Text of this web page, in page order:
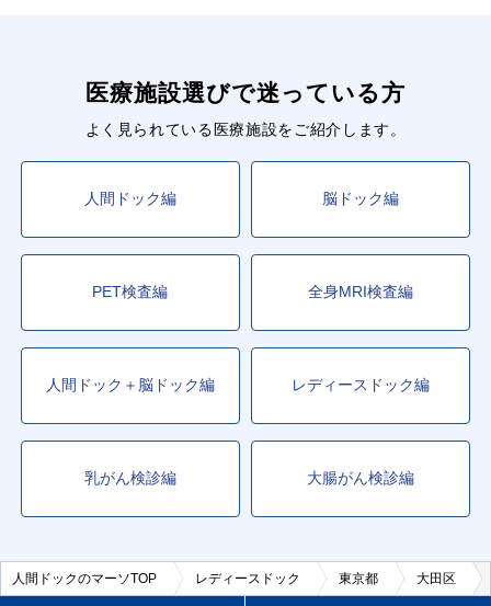
医療施設選びで迷っている方
よく見られている医療施設をご紹介します。
人間ドック編 脳ドック編
PET検査編 全身MRI検査編
人間ドック＋脳ドック編 レディースドック編
乳がん検診編 大腸がん検診編
人間ドックのマーソTOP レディースドック 東京都 大田区